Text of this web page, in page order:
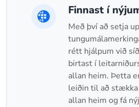
Finnast í
Með því að setja
rétt hjálpum við
birtast í
allan heim. Þetta
leiðin til að
allan heim og fá